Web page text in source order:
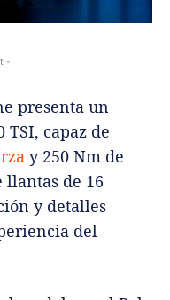
-
presenta un
TSI, capaz de
y 250 Nm de
de 16
y detalles
del